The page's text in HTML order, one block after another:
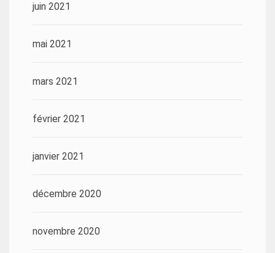
juin 2021
mai 2021
mars 2021
février 2021
janvier 2021
décembre 2020
novembre 2020